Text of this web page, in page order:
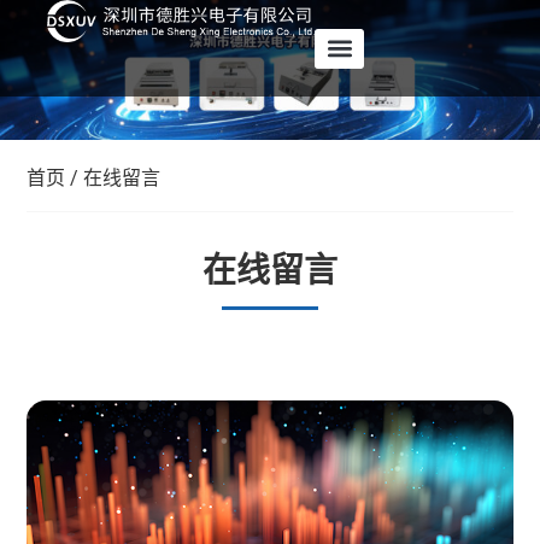
首页 / 在线留言
在线留言